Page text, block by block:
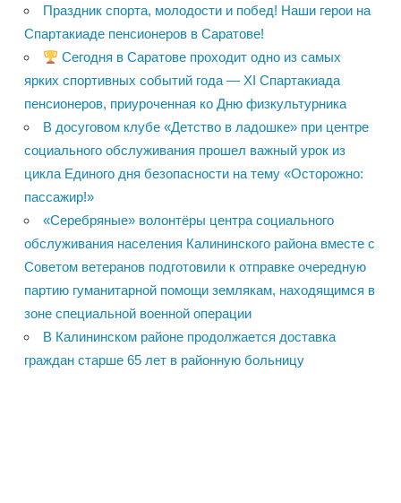
Праздник спорта, молодости и побед! Наши герои на
Спартакиаде пенсионеров в Саратове!
Сегодня в Саратове проходит одно из самых
ярких спортивных событий года — XI Спартакиада
пенсионеров, приуроченная ко Дню физкультурника
В досуговом клубе «Детство в ладошке» при центре
социального обслуживания прошел важный урок из
цикла Единого дня безопасности на тему «Осторожно:
пассажир!»
«Серебряные» волонтёры центра социального
обслуживания населения Калининского района вместе с
Советом ветеранов подготовили к отправке очередную
партию гуманитарной помощи землякам, находящимся в
зоне специальной военной операции
В Калининском районе продолжается доставка
граждан старше 65 лет в районную больницу